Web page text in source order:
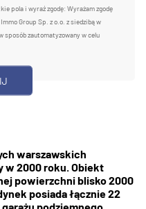
pola i wyraź zgodę: Wyrażam zgodę
Group Sp. z o.o. z siedzibą w
sposób zautomatyzowany w celu
warszawskich
w 2000 roku. Obiekt
powierzchni blisko 2000
posiada łącznie 22